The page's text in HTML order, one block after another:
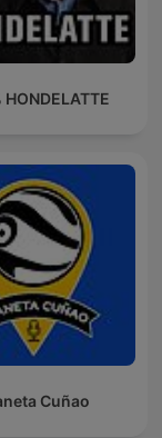
HONDELATTE
Cuñao